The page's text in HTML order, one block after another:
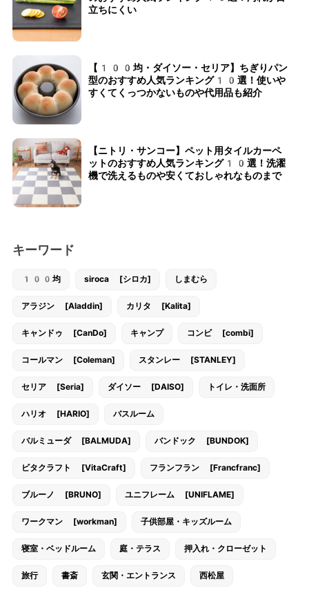
立ちにくい
【100均・ダイソー・セリア】ちぎりパン
型のおすすめ人気ランキング10選！使いや
すくてくっつかないものや代用品も紹介
【ニトリ・サンコー】ペット用タイルカーペ
ットのおすすめ人気ランキング10選！洗濯
機で洗えるものや安くておしゃれなものまで
キーワード
100均 siroca [シロカ] しまむら
アラジン [Aladdin] カリタ [Kalita]
キャンドゥ [CanDo] キャンプ コンビ [combi]
コールマン [Coleman] スタンレー [STANLEY]
セリア [Seria] ダイソー [DAISO] トイレ・洗面所
ハリオ [HARIO] バスルーム
バルミューダ [BALMUDA] バンドック [BUNDOK]
ビタクラフト [VitaCraft] フランフラン [Francfranc]
ブルーノ [BRUNO] ユニフレーム [UNIFLAME]
ワークマン [workman] 子供部屋・キッズルーム
寝室・ベッドルーム 庭・テラス 押入れ・クローゼット
旅行 書斎 玄関・エントランス 西松屋